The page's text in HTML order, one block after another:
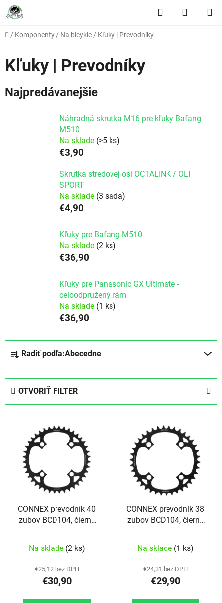
Prejsť na obsah Hľadať
Domov
/ Komponenty / Na bicykle / Kľuky | Prevodníky
Kľuky | Prevodníky
Najpredávanejšie
Náhradná skrutka M16 pre kľuky Bafang
M510
Na sklade (>5 ks)
€3,90
Skrutka stredovej osi OCTALINK / OLI
SPORT
Na sklade (3 sada)
€4,90
Kľuky pre Bafang M510
Na sklade (2 ks)
€36,90
Kľuky pre Panasonic GX Ultimate -
celoodpružený rám
Na sklade (1 ks)
€36,90
Radenie produktov
Radiť podľa:Abecedne
OTVORIŤ FILTER
CONNEX prevodník 40
zubov BCD104, čierny
Na sklade (2 ks)
€25,12 bez DPH
€30,90
CONNEX prevodník 38
zubov BCD104, čierny
Na sklade (1 ks)
€24,31 bez DPH
€29,90